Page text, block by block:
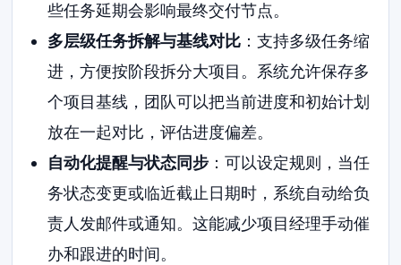
些任务延期会影响最终交付节点。
多层级任务拆解与基线对比：支持多级任务缩
进，方便按阶段拆分大项目。系统允许保存多
个项目基线，团队可以把当前进度和初始计划
放在一起对比，评估进度偏差。
自动化提醒与状态同步：可以设定规则，当任
务状态变更或临近截止日期时，系统自动给负
责人发邮件或通知。这能减少项目经理手动催
办和跟进的时间。